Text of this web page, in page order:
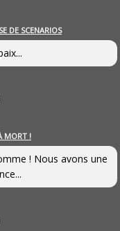
DE SCENARIOS
MORT !
! Nous avons une